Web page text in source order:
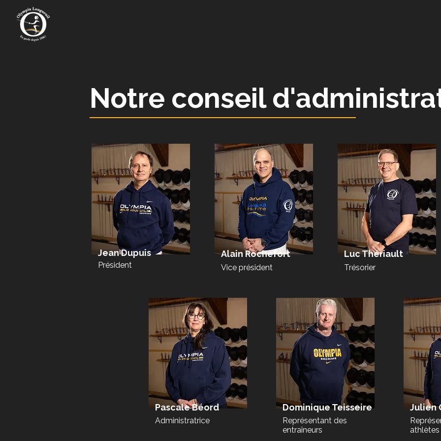
Notre conseil
Jean Dupuis
Président
Alain Rochefort
Vice président
Luc Thériault
Trésorier
Pascale Béord
Administratrice
Dominique Teisseire
Représentant des
entraîneurs
Julien
athlètes